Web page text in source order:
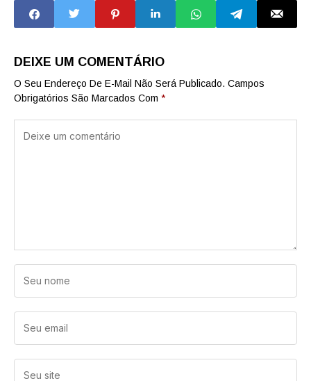
Ministério da
Educação e
supera médias
estadual
Prontos pro
Mundo
DEIXE UM COMENTÁRIO
O Seu Endereço De E-Mail Não Será Publicado. Campos
Obrigatórios São Marcados Com *